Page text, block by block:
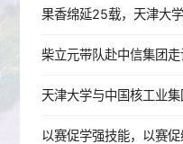
柴立元带队赴中信集团